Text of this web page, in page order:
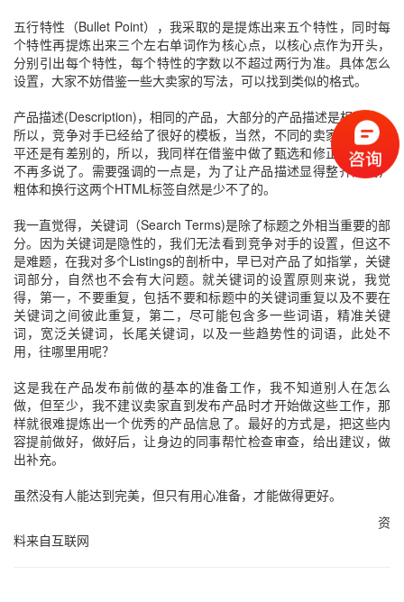
五行特性（Bullet Point），我采取的是提炼出来五个特性，同时每
个特性再提炼出来三个左右单词作为核心点，以核心点作为开头，
分别引出每个特性，每个特性的字数以不超过两行为准。具体怎么
设置，大家不妨借鉴一些大卖家的写法，可以找到类似的格式。
产品描述(Description)，相同的产品，大部分的产品描述是相同的，
所以，竞争对手已经给了很好的模板，当然，不同的卖家，英语水
平还是有差别的，所以，我同样在借鉴中做了甄选和修正，这里就
不再多说了。需要强调的一点是，为了让产品描述显得整齐大气，
粗体和换行这两个HTML标签自然是少不了的。
我一直觉得，关键词（Search Terms)是除了标题之外相当重要的部
分。因为关键词是隐性的，我们无法看到竞争对手的设置，但这不
是难题，在我对多个Listings的剖析中，早已对产品了如指掌，关键
词部分，自然也不会有大问题。就关键词的设置原则来说，我觉
得，第一，不要重复，包括不要和标题中的关键词重复以及不要在
关键词之间彼此重复，第二，尽可能包含多一些词语，精准关键
词，宽泛关键词，长尾关键词，以及一些趋势性的词语，此处不
用，往哪里用呢？
这是我在产品发布前做的基本的准备工作，我不知道别人在怎么
做，但至少，我不建议卖家直到发布产品时才开始做这些工作，那
样就很难提炼出一个优秀的产品信息了。最好的方式是，把这些内
容提前做好，做好后，让身边的同事帮忙检查审查，给出建议，做
出补充。
虽然没有人能达到完美，但只有用心准备，才能做得更好。
资
料来自互联网